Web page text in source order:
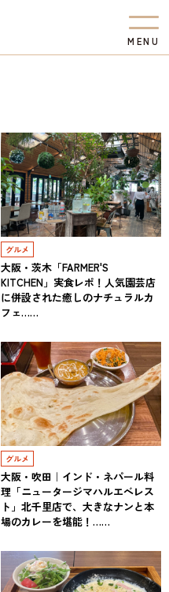
M EN U
グルメ
大阪・茨木「FARMER'S
KITCHEN」実食レポ！人気園芸店
に併設された癒しのナチュラルカ
フェ……
グルメ
大阪・吹田｜インド・ネパール料
理「ニュータージマハルエベレス
ト」北千里店で、大きなナンと本
場のカレーを堪能！……